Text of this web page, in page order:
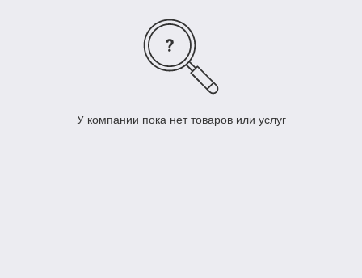
У компании пока нет товаров или услуг